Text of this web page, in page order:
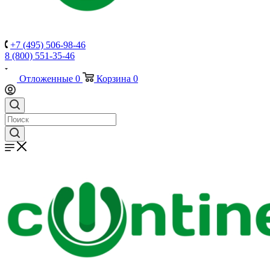
+7 (495) 506-98-46
8 (800) 551-35-46
Отложенные 0 Корзина 0